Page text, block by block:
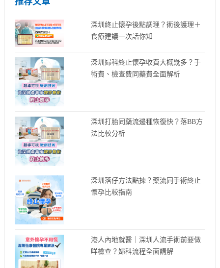
深圳終止懷孕後點調理？術後護理＋
食療建議一次話你知
深圳婦科終止懷孕收費大概幾多？手
術費、檢查費同藥費全面解析
深圳打胎同藥流邊種恢復快？落BB方
法比較分析
深圳落仔方法點揀？藥流同手術終止
懷孕比較指南
港人內地就醫｜深圳人流手術前要做
咩檢查？婦科流程全面講解